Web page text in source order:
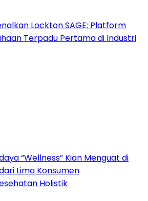
Lockton SAGE: Platform
Terpadu Pertama di Industri
“Wellness” Kian Menguat di
Lima Konsumen
Holistik